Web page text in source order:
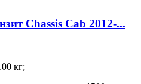
Chassis Cab 2012-...
кг;